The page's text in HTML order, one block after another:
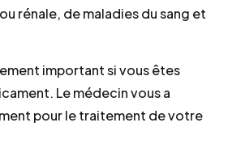
rénale, de maladies du sang et
important si vous êtes
Le médecin vous a
pour le traitement de votre